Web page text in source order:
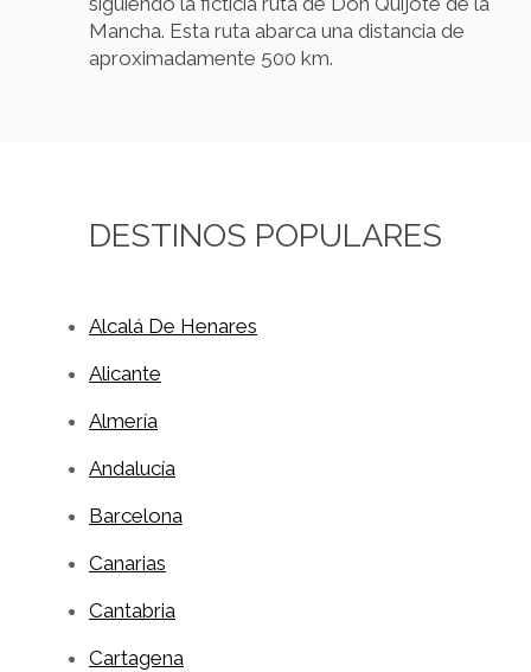
Mancha. Esta ruta abarca una distancia de
aproximadamente 500 km.
DESTINOS POPULARES
Alcalá De Henares
Alicante
Almería
Andalucía
Barcelona
Canarias
Cantabria
Cartagena